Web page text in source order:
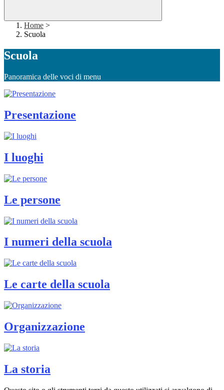
Home >
Scuola
Scuola
Panoramica delle voci di menu
Presentazione
I luoghi
Le persone
I numeri della scuola
Le carte della scuola
Organizzazione
La storia